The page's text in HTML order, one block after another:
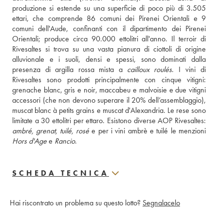
produzione si estende su una superficie di poco più di 3.505
ettari, che comprende 86 comuni dei Pirenei Orientali e 9
comuni dell'Aude, confinanti con il dipartimento dei Pirenei
Orientali; produce circa 90.000 ettolitri all'anno. Il terroir di
Rivesaltes si trova su una vasta pianura di ciottoli di origine
alluvionale e i suoli, densi e spessi, sono dominati dalla
presenza di argilla rossa mista a cailloux roulés. I vini di
Rivesaltes sono prodotti principalmente con cinque vitigni:
grenache blanc, gris e noir, maccabeu e malvoisie e due vitigni
accessori (che non devono superare il 20% dell’assemblaggio),
muscat blanc à petits grains e muscat d'Alexandria. Le rese sono
ambré, grenat, tuilé, rosé
Hors d'Age e Rancio.
SCHEDA TECNICA
Hai riscontrato un problema su questo lotto? Segnalacelo